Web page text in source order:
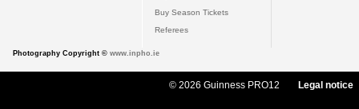
Buy Season Tickets
Referees
Photography Copyright © www.inpho.ie
© 2026 Guinness PRO12 Legal notice